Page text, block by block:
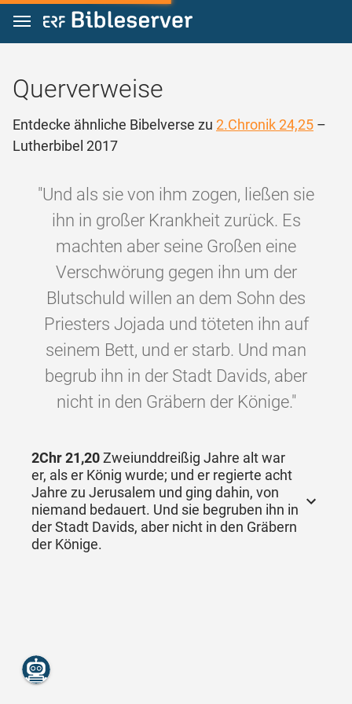
Zum Inhalt springen
Querverweise
Entdecke ähnliche Bibelverse zu 2.Chronik 24,25 –
Lutherbibel 2017
"Und als sie von ihm zogen, ließen sie
ihn in großer Krankheit zurück. Es
machten aber seine Großen eine
Verschwörung gegen ihn um der
Blutschuld willen an dem Sohn des
Priesters Jojada und töteten ihn auf
seinem Bett, und er starb. Und man
begrub ihn in der Stadt Davids, aber
nicht in den Gräbern der Könige."
2Chr 21,20Zweiunddreißig Jahre alt war
er, als er König wurde; und er regierte acht
Jahre zu Jerusalem und ging dahin, von
niemand bedauert. Und sie begruben ihn in
der Stadt Davids, aber nicht in den Gräbern
der Könige.